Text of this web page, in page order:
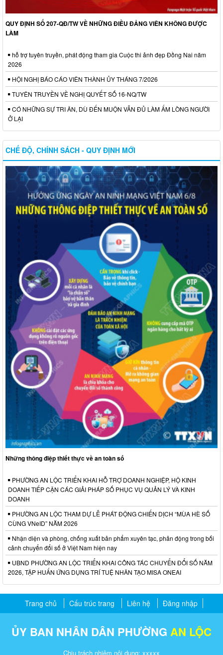
QUY ĐỊNH SỐ 207-QĐ/TW VỀ NHỮNG ĐIỀU ĐẢNG VIÊN KHÔNG ĐƯỢC
LÀM
hỗ trợ tuyên truyền, phát động tham gia Cuộc thi ảnh đẹp Đồng Nai năm
2026
HỘI NGHỊ BÁO CÁO VIÊN THÀNH ỦY THÁNG 7/2026
TUYÊN TRUYỀN VỀ NGHỊ QUYẾT SỐ 16-NQ/TW
CÓ NHỮNG SỰ TRI ÂN, DÙ ĐẾN MUỘN VẪN ĐỦ LÀM ẤM LÒNG NGƯỜI
Ở LẠI
CHẾ ĐỘ, CHÍNH SÁCH - QUY ĐỊNH MỚI
Những thông điệp thiết thực về an toàn số
PHƯỜNG AN LỘC TRIỂN KHAI HỖ TRỢ DOANH NGHIỆP, HỘ KINH
DOANH TIẾP CẬN CÁC GIẢI PHÁP SỐ PHỤC VỤ QUẢN LÝ VÀ KINH
DOANH
PHƯỜNG AN LỘC THAM DỰ LỄ PHÁT ĐỘNG CHIẾN DỊCH “MÙA HÈ SỐ
CÙNG VNeID” NĂM 2026
Nhận diện và phòng, chống xuất bản phẩm xuyên tạc, phản động trong bối
cảnh chuyển đổi số ở Việt Nam hiện nay
UBND PHƯỜNG AN LỘC TRIỂN KHAI CÔNG TÁC CHUYỂN ĐỔI SỐ NĂM
2026, TẬP HUẤN ỨNG DỤNG TRÍ TUỆ NHÂN TẠO MISA ONEAI
Trang chủ Cấu trúc trang Liên hệ Đăng nhập
ỦY BAN NHÂN DÂN PHƯỜNG AN LỘC
Chịu trách nhiệm nội dung: xxxxx